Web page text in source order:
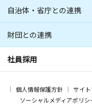
自治体・省庁との連携
財団との連携
社員採用
個人情報保護方針 サイ
ソーシャルメディアポリシ